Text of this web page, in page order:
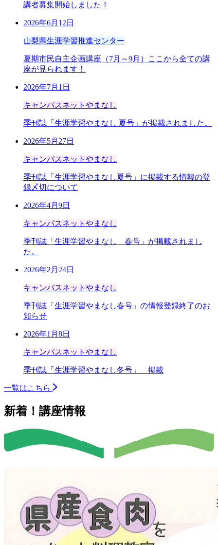
講者募集開始しました！
2026年6月12日
山梨県生涯学習推進センター
夏期市民自主企画講座（7月～9月）ここから全ての講
座が見られます！
2026年7月1日
キャンパスネットやまなし
季刊誌「生涯学習やまなし 夏号」が掲載されました。
2026年5月27日
キャンパスネットやまなし
季刊誌「生涯学習やまなし夏号」に掲載する情報の登
録〆切について
2026年4月9日
キャンパスネットやまなし
季刊誌「生涯学習やまなし 春号」が掲載されまし
た。
2026年2月24日
キャンパスネットやまなし
季刊誌「生涯学習やまなし春号」の情報登録終了のお
知らせ
2026年1月8日
キャンパスネットやまなし
季刊誌「生涯学習やまなし冬号」 掲載
一覧はこちら
新着！講座情報